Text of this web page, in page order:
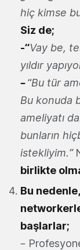
hiç kimse
Siz de;
-“Vay be,
yıldır
–“Bu tür
Bu konuda
ameliyatı
bunların
istekliyim.”
birlikte
Bu
başlarlar;
–